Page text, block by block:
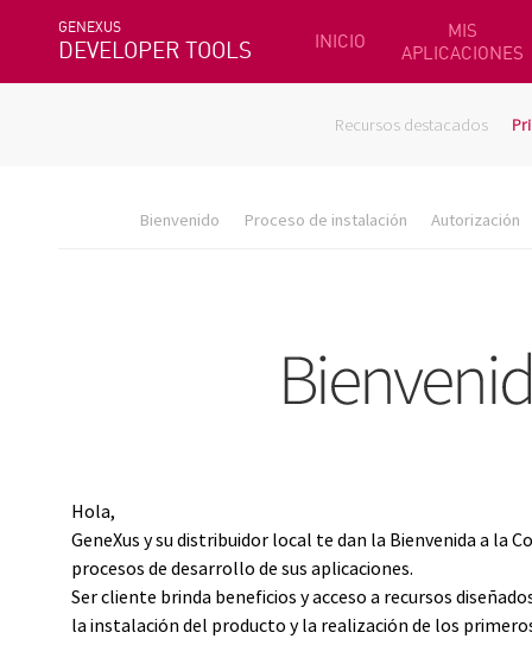
GENEXUS
DEVELOPER TOOLS INICIO
MIS
APLICACIONES
Recursos destacados
Bienvenido Proceso de instalación Autorización
Hola,
GeneXus y su distribuidor local te dan la Bienvenida a la
procesos de desarrollo de sus aplicaciones.
Ser cliente brinda beneficios y acceso a recursos
la instalación del producto y la realización de los